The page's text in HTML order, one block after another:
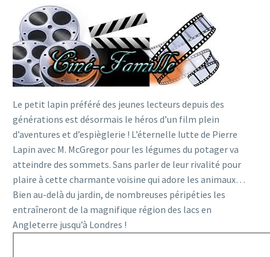
Le petit lapin préféré des jeunes lecteurs depuis des
générations est désormais le héros d’un film plein
d’aventures et d’espièglerie ! L’éternelle lutte de Pierre
Lapin avec M. McGregor pour les légumes du potager va
atteindre des sommets. Sans parler de leur rivalité pour
plaire à cette charmante voisine qui adore les animaux…
Bien au-delà du jardin, de nombreuses péripéties les
entraîneront de la magnifique région des lacs en
Angleterre jusqu’à Londres !